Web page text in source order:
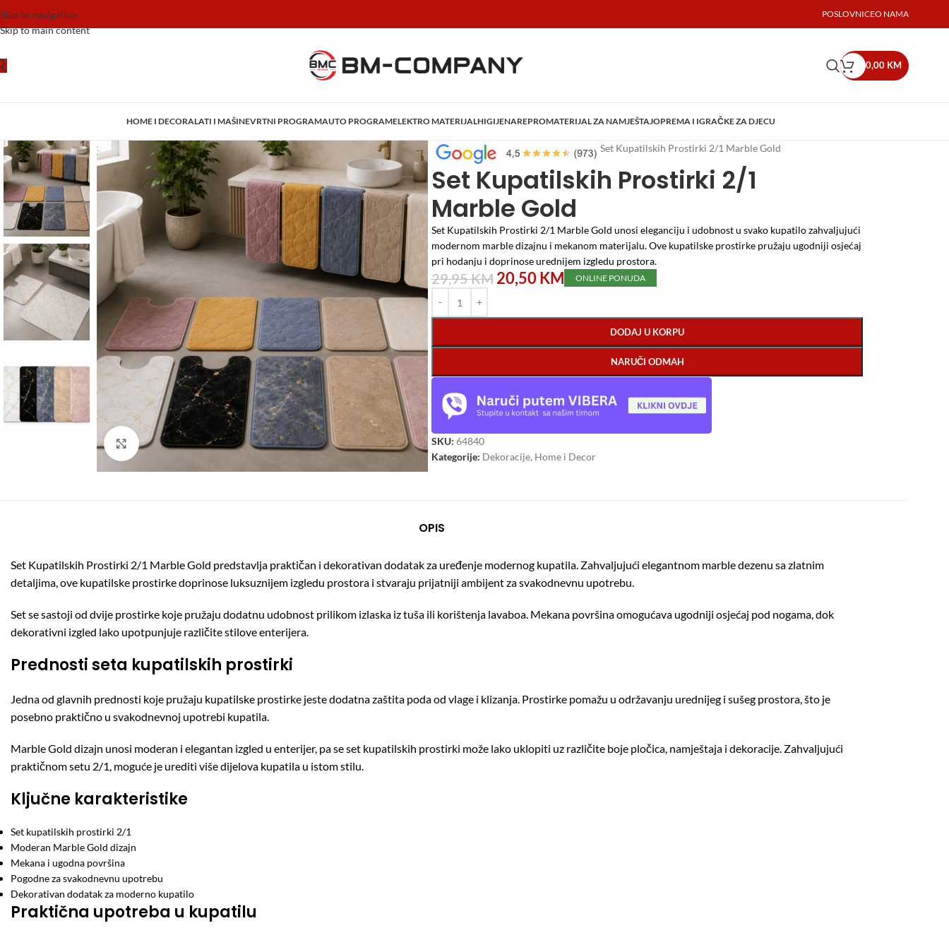
Skip to navigation
Skip to main content
POSLOVNICEO NAMA
0,00 KM
HOME I DECORALATI I MAŠINEVRTNI PROGRAMAUTO PROGRAMELEKTRO MATERIJALHIGIJENAREPROMATERIJAL ZA NAMJEŠTAJOPREMA I IGRAČKE ZA DJECU
Click to enlarge
Početna/Home i Decor/ Dekoracije/ Set Kupatilskih Prostirki 2/1 Marble Gold
Set Kupatilskih Prostirki 2/1
Marble Gold
Set Kupatilskih Prostirki 2/1 Marble Gold unosi eleganciju i udobnost u svako kupatilo zahvaljujući
modernom marble dizajnu i mekanom materijalu. Ove kupatilske prostirke pružaju ugodniji osjećaj
pri hodanju i doprinose urednijem izgledu prostora.
29,95KM 20,50KM ONLINE PONUDA
DODAJ U KORPU
NARUČI ODMAH
SKU: 64840
Kategorije: Dekoracije, Home i Decor
OPIS
Set Kupatilskih Prostirki 2/1 Marble Gold predstavlja praktičan i dekorativan dodatak za uređenje modernog kupatila. Zahvaljujući elegantnom marble dezenu sa zlatnim
detaljima, ove kupatilske prostirke doprinose luksuznijem izgledu prostora i stvaraju prijatniji ambijent za svakodnevnu upotrebu.
Set se sastoji od dvije prostirke koje pružaju dodatnu udobnost prilikom izlaska iz tuša ili korištenja lavaboa. Mekana površina omogućava ugodniji osjećaj pod nogama, dok
dekorativni izgled lako upotpunjuje različite stilove enterijera.
Prednosti seta kupatilskih prostirki
Jedna od glavnih prednosti koje pružaju kupatilske prostirke jeste dodatna zaštita poda od vlage i klizanja. Prostirke pomažu u održavanju urednijeg i sušeg prostora, što je
posebno praktično u svakodnevnoj upotrebi kupatila.
Marble Gold dizajn unosi moderan i elegantan izgled u enterijer, pa se set kupatilskih prostirki može lako uklopiti uz različite boje pločica, namještaja i dekoracije. Zahvaljujući
praktičnom setu 2/1, moguće je urediti više dijelova kupatila u istom stilu.
Ključne karakteristike
Set kupatilskih prostirki 2/1
Moderan Marble Gold dizajn
Mekana i ugodna površina
Pogodne za svakodnevnu upotrebu
Dekorativan dodatak za moderno kupatilo
Praktična upotreba u kupatilu